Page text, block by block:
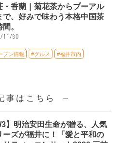
・香蘭｜菊花茶からプーアル
で、好みで味わう本格中国茶
。
11/30
プン情報 #グルメ #福井市内
事はこちら
3】明治安田生命が贈る、人気
ーズが福井に！「愛と平和の